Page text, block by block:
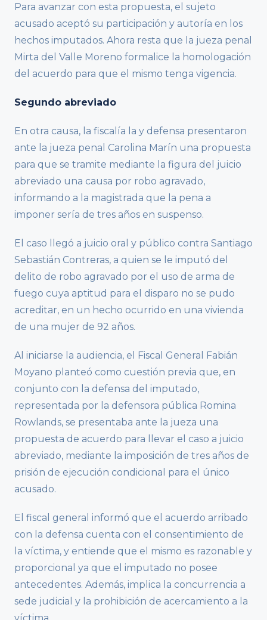
Para avanzar con esta propuesta, el sujeto
acusado aceptó su participación y autoría en los
hechos imputados. Ahora resta que la jueza penal
Mirta del Valle Moreno formalice la homologación
del acuerdo para que el mismo tenga vigencia.
Segundo abreviado
En otra causa, la fiscalía la y defensa presentaron
ante la jueza penal Carolina Marín una propuesta
para que se tramite mediante la figura del juicio
abreviado una causa por robo agravado,
informando a la magistrada que la pena a
imponer sería de tres años en suspenso.
El caso llegó a juicio oral y público contra Santiago
Sebastián Contreras, a quien se le imputó del
delito de robo agravado por el uso de arma de
fuego cuya aptitud para el disparo no se pudo
acreditar, en un hecho ocurrido en una vivienda
de una mujer de 92 años.
Al iniciarse la audiencia, el Fiscal General Fabián
Moyano planteó como cuestión previa que, en
conjunto con la defensa del imputado,
representada por la defensora pública Romina
Rowlands, se presentaba ante la jueza una
propuesta de acuerdo para llevar el caso a juicio
abreviado, mediante la imposición de tres años de
prisión de ejecución condicional para el único
acusado.
El fiscal general informó que el acuerdo arribado
con la defensa cuenta con el consentimiento de
la víctima, y entiende que el mismo es razonable y
proporcional ya que el imputado no posee
antecedentes. Además, implica la concurrencia a
sede judicial y la prohibición de acercamiento a la